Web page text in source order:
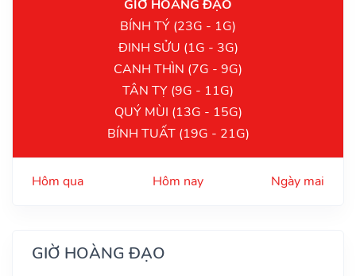
GIỜ HOÀNG ĐẠO
BÍNH TÝ (23G - 1G)
ĐINH SỬU (1G - 3G)
CANH THÌN (7G - 9G)
TÂN TỴ (9G - 11G)
QUÝ MÙI (13G - 15G)
BÍNH TUẤT (19G - 21G)
Hôm qua Hôm nay Ngày mai
GIỜ HOÀNG ĐẠO